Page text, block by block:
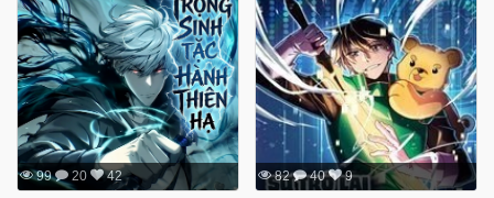
99 20 42 82 40 9